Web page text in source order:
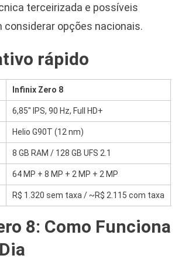
terceirizada e possíveis
considerar opções nacionais.
rápido
Infinix Zero 8
6,85″ IPS, 90 Hz, Full HD+
Helio G90T (12 nm)
8 GB RAM / 128 GB UFS 2.1
64 MP + 8 MP + 2 MP + 2 MP
R$ 1.320 sem taxa / ~R$ 2.115 com taxa
8: Como Funciona